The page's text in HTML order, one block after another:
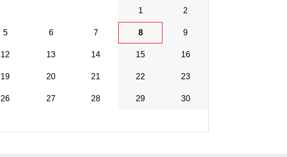
1 2
5 6 7 8 9
12 13 14 15 16
19 20 21 22 23
26 27 28 29 30